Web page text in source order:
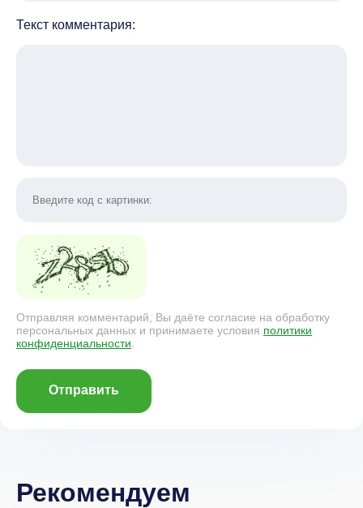
Текст комментария:
Отправляя комментарий, Вы даёте согласие на обработку
персональных данных и принимаете условия политики
конфиденциальности
Отправить
Рекомендуем